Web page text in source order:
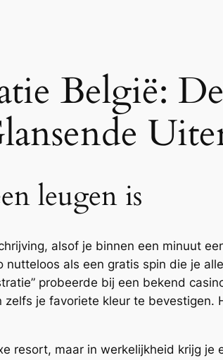
België:
leugen is
alsof je binnen een minuut
als een gratis spin die je
probeerde bij een bekend
je favoriete kleur te bevestigen.
resort, maar in werkelijkheid krijg je